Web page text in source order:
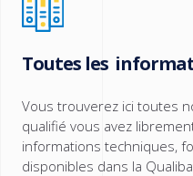
Toutes les
Vous trouverez ici toutes
qualifié vous avez
informations techniques,
disponibles dans la